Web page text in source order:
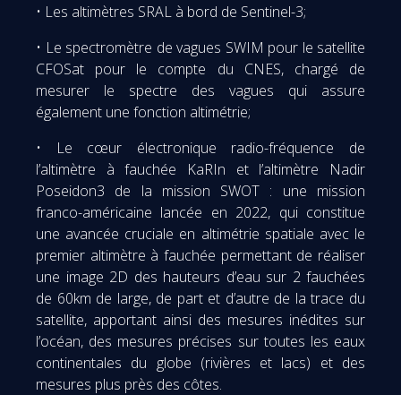
• Les altimètres SRAL à bord de Sentinel-3;
• Le spectromètre de vagues SWIM pour le satellite
CFOSat pour le compte du CNES, chargé de
mesurer le spectre des vagues qui assure
également une fonction altimétrie;
• Le cœur électronique radio-fréquence de
l’altimètre à fauchée KaRIn et l’altimètre Nadir
Poseidon3 de la mission SWOT : une mission
franco-américaine lancée en 2022, qui constitue
une avancée cruciale en altimétrie spatiale avec le
premier altimètre à fauchée permettant de réaliser
une image 2D des hauteurs d’eau sur 2 fauchées
de 60km de large, de part et d’autre de la trace du
satellite, apportant ainsi des mesures inédites sur
l’océan, des mesures précises sur toutes les eaux
continentales du globe (rivières et lacs) et des
mesures plus près des côtes.